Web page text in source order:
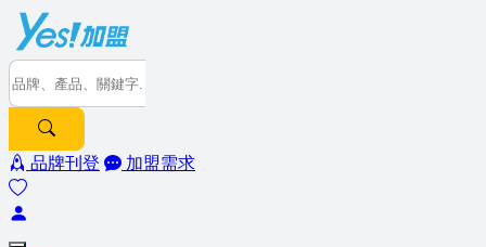
品牌刊登 加盟需求